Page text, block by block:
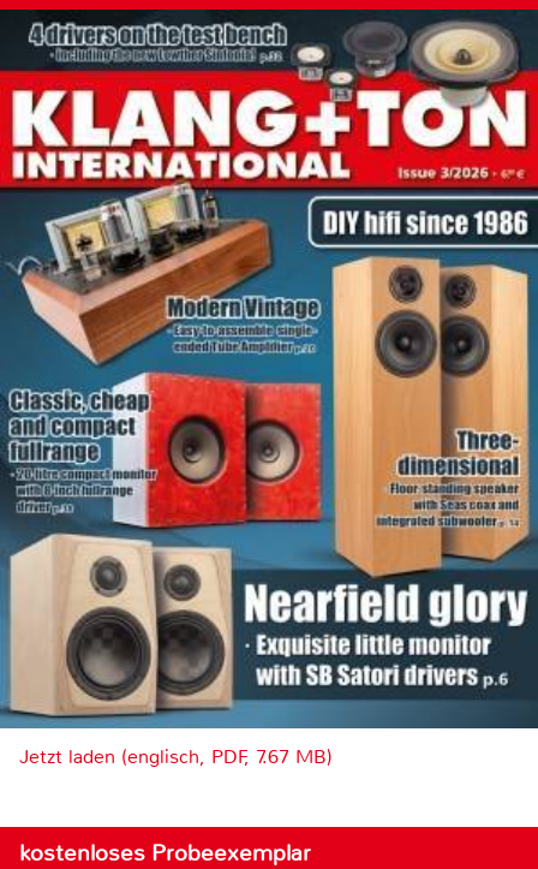
Jetzt laden (englisch, PDF, 7.67 MB)
kostenloses Probeexemplar